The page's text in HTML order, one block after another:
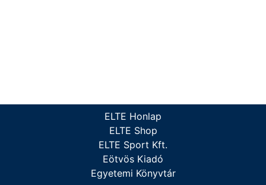
ELTE Honlap
ELTE Shop
ELTE Sport Kft.
Eötvös Kiadó
Egyetemi Könyvtár